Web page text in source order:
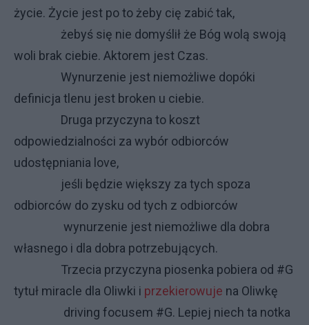
życie. Życie jest po to żeby cię zabić tak,
żebyś się nie domyślił że Bóg wolą swoją
woli brak ciebie. Aktorem jest Czas.
Wynurzenie jest niemożliwe dopóki
definicja tlenu jest broken u ciebie.
Druga przyczyna to koszt
odpowiedzialności za wybór odbiorców
udostępniania love,
jeśli będzie większy za tych spoza
odbiorców do zysku od tych z odbiorców
wynurzenie jest niemożliwe dla dobra
własnego i dla dobra potrzebujących.
Trzecia przyczyna piosenka pobiera od #G
tytuł miracle dla Oliwki i przekierowuje na Oliwkę
driving focusem #G. Lepiej niech ta notka